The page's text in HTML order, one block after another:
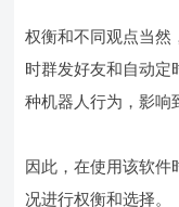
权衡和不同观点当然
时群发好友和自动定
种机器人行为，影响
因此，在使用该软件
况进行权衡和选择。